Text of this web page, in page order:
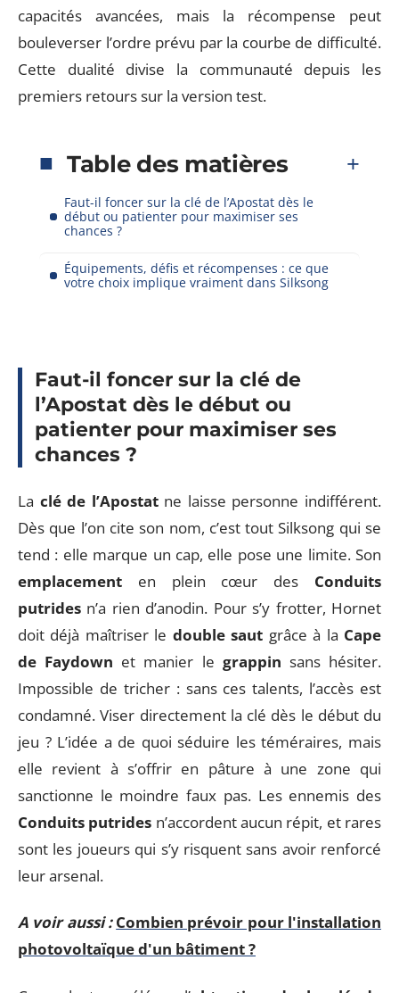
capacités avancées, mais la récompense peut
bouleverser l’ordre prévu par la courbe de difficulté.
Cette dualité divise la communauté depuis les
premiers retours sur la version test.
Table des matières
Faut-il foncer sur la clé de l’Apostat dès le
début ou patienter pour maximiser ses
chances ?
Équipements, défis et récompenses : ce que
votre choix implique vraiment dans Silksong
Faut-il foncer sur la clé de
l’Apostat dès le début ou
patienter pour maximiser ses
chances ?
La clé de l’Apostatne laisse personne indifférent.
Dès que l’on cite son nom, c’est tout Silksong qui se
tend : elle marque un cap, elle pose une limite. Son
emplacement en plein cœur des Conduits
putrides n’a rien d’anodin. Pour s’y frotter, Hornet
doit déjà maîtriser le double saut grâce à la Cape
de Faydown et manier le grappin sans hésiter.
Impossible de tricher : sans ces talents, l’accès est
condamné. Viser directement la clé dès le début du
jeu ? L’idée a de quoi séduire les téméraires, mais
elle revient à s’offrir en pâture à une zone qui
sanctionne le moindre faux pas. Les ennemis des
Conduits putrides n’accordent aucun répit, et rares
sont les joueurs qui s’y risquent sans avoir renforcé
leur arsenal.
A voir aussi : Combien prévoir pour l'installation
photovoltaïque d'un bâtiment ?